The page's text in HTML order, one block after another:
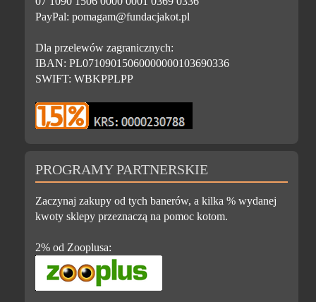
PayPal: pomagam@fundacjakot.pl
Dla przelewów zagranicznych:
IBAN: PL07109015060000000103690336
SWIFT: WBKPPLPP
PROGRAMY PARTNERSKIE
Zaczynaj zakupy od tych banerów, a kilka % wydanej
kwoty sklepy przeznaczą na pomoc kotom.
2% od Zooplusa: